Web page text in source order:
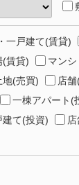
一戸建て(賃貸)
(賃貸) マン
地(売買) 店
一棟アパート(
建て(投資)